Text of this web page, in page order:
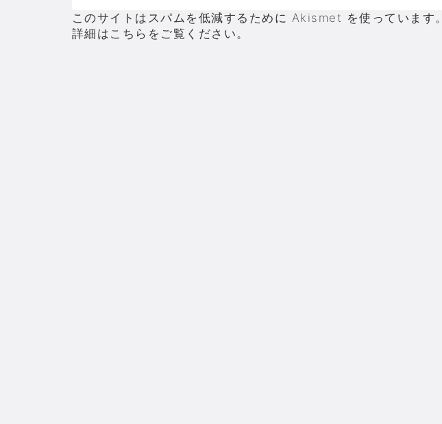
このサイトはスパムを低減するために Akismet を使っています。
詳細はこちらをご覧ください。